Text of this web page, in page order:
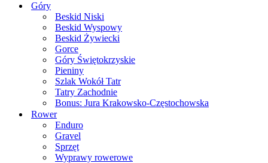
Góry
Beskid Niski
Beskid Wyspowy
Beskid Żywiecki
Gorce
Góry Świętokrzyskie
Pieniny
Szlak Wokół Tatr
Tatry Zachodnie
Bonus: Jura Krakowsko-Częstochowska
Rower
Enduro
Gravel
Sprzęt
Wyprawy rowerowe